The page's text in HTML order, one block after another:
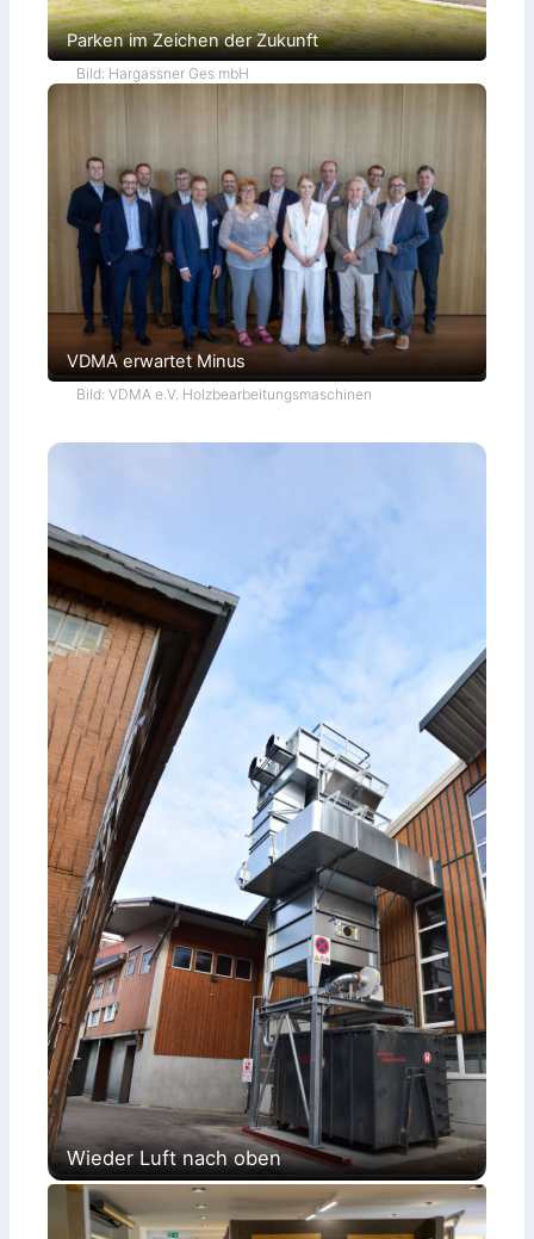
Parken im Zeichen der Zukunft
Bild: Hargassner Ges mbH
VDMA erwartet Minus
Bild: VDMA e.V. Holzbearbeitungsmaschinen
Wieder Luft nach oben